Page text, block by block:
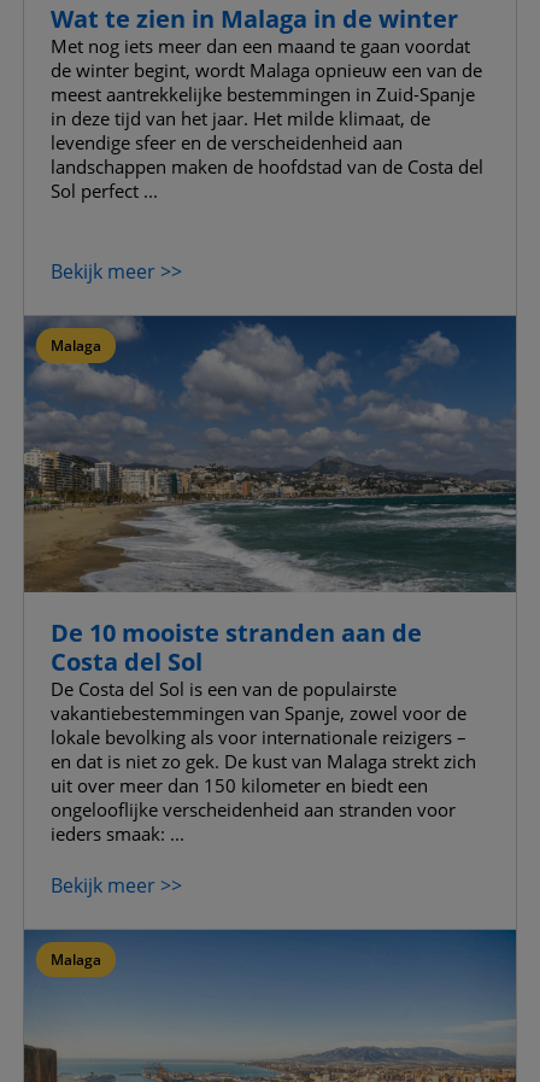
Wat te zien in Malaga in de winter
Met nog iets meer dan een maand te gaan voordat
de winter begint, wordt Malaga opnieuw een van de
meest aantrekkelijke bestemmingen in Zuid-Spanje
in deze tijd van het jaar. Het milde klimaat, de
levendige sfeer en de verscheidenheid aan
landschappen maken de hoofdstad van de Costa del
Sol perfect ...
Bekijk meer >>
Malaga
De 10 mooiste stranden aan de
Costa del Sol
De Costa del Sol is een van de populairste
vakantiebestemmingen van Spanje, zowel voor de
lokale bevolking als voor internationale reizigers –
en dat is niet zo gek. De kust van Malaga strekt zich
uit over meer dan 150 kilometer en biedt een
ongelooflijke verscheidenheid aan stranden voor
ieders smaak: ...
Bekijk meer >>
Malaga